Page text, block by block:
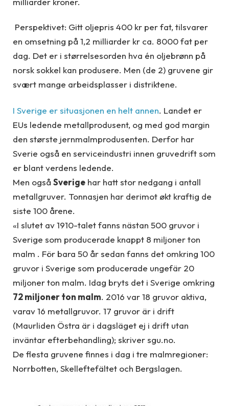
Perspektivet: Gitt oljepris 400 kr per fat, tilsvarer
en omsetning på 1,2 milliarder kr ca. 8000 fat per
dag. Det er i størrelsesorden hva én oljebrønn på
norsk sokkel kan produsere. Men (de 2) gruvene gir
svært mange arbeidsplasser i distriktene.
I Sverige er situasjonen en helt annen. Landet er
EUs ledende metallprodusent, og med god margin
den største jernmalmprodusenten. Derfor har
Sverie også en serviceindustri innen gruvedrift som
er blant verdens ledende.
Men ogsåSverige har hatt stor nedgang i antall
metallgruver. Tonnasjen har derimot økt kraftig de
siste 100 årene.
«I slutet av 1910-talet fanns nästan 500 gruvor i
Sverige som producerade knappt 8 miljoner ton
malm . För bara 50 år sedan fanns det omkring 100
gruvor i Sverige som producerade ungefär 20
miljoner ton malm. Idag bryts det i Sverige omkring
72 miljoner ton malm. 2016 var 18 gruvor aktiva,
varav 16 metallgruvor. 17 gruvor är i drift
(Maurliden Östra är i dagsläget ej i drift utan
inväntar efterbehandling); skriver sgu.no.
De flesta gruvene finnes i dag i tre malmregioner:
Norrbotten, Skelleftefältet och Bergslagen.